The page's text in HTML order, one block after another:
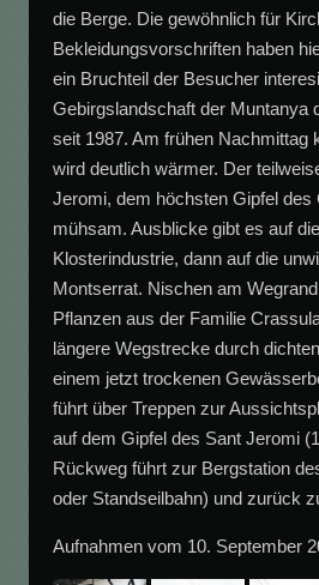
die Berge. Die gewöhnlich für
Bekleidungsvorschriften haben
ein Bruchteil der Besucher
Gebirgslandschaft der Muntanya
seit 1987. Am frühen Nachmittag
wird deutlich wärmer. Der
Jeromi, dem höchsten Gipfel
mühsam. Ausblicke gibt es auf
Klosterindustrie, dann auf die
Montserrat. Nischen am
Pflanzen aus der Familie
längere Wegstrecke durch
einem jetzt trockenen
führt über Treppen zur
auf dem Gipfel des Sant Jeromi
Rückweg führt zur Bergstation
oder Standseilbahn) und zurück
Aufnahmen vom 10. September